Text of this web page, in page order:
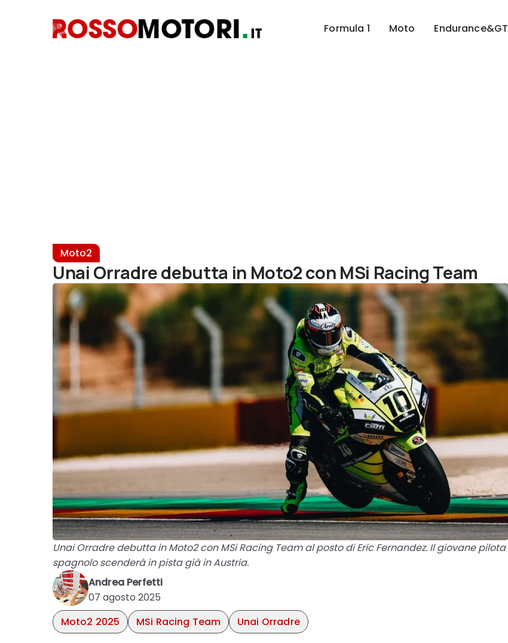
Formula 1 Moto Endurance&GT
Moto2
Unai Orradre debutta in Moto2 con MSi Racing Team
Unai Orradre debutta in Moto2 con MSi Racing Team al posto di Eric Fernandez. Il giovane pilota
spagnolo scenderà in pista già in Austria.
Andrea Perfetti
07 agosto 2025
Moto2 2025
MSi Racing Team Unai Orradre